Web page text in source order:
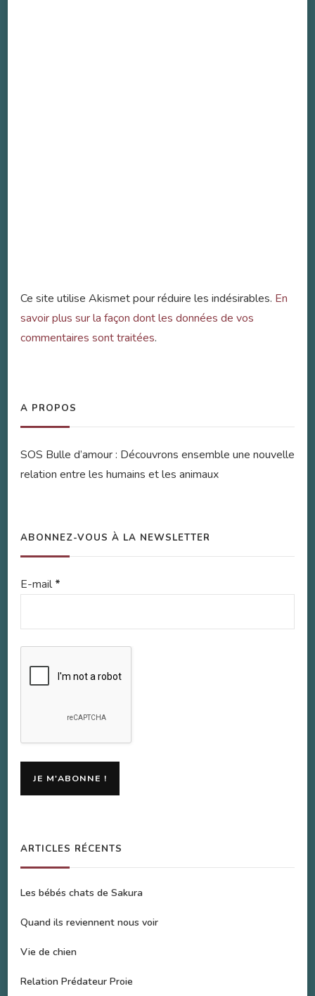
Ce site utilise Akismet pour réduire les indésirables. En
savoir plus sur la façon dont les données de vos
commentaires sont traitées.
A PROPOS
SOS Bulle d’amour : Découvrons ensemble une nouvelle
relation entre les humains et les animaux
ABONNEZ-VOUS À LA NEWSLETTER
E-mail*
ARTICLES RÉCENTS
Les bébés chats de Sakura
Quand ils reviennent nous voir
Vie de chien
Relation Prédateur Proie